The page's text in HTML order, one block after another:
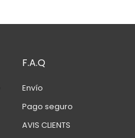
F.A.Q
Envío
Pago seguro
AVIS CLIENTS